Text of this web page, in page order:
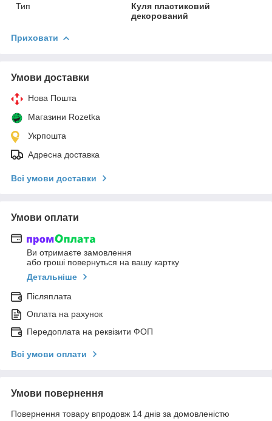
Тип
Куля пластиковий
декорований
Приховати
Умови доставки
Нова Пошта
Магазини Rozetka
Укрпошта
Адресна доставка
Всі умови доставки
Умови оплати
Ви отримаєте замовлення
або гроші повернуться на вашу картку
Детальніше
Післяплата
Оплата на рахунок
Передоплата на реквізити ФОП
Всі умови оплати
Умови повернення
Повернення товару впродовж 14 днів за домовленістю